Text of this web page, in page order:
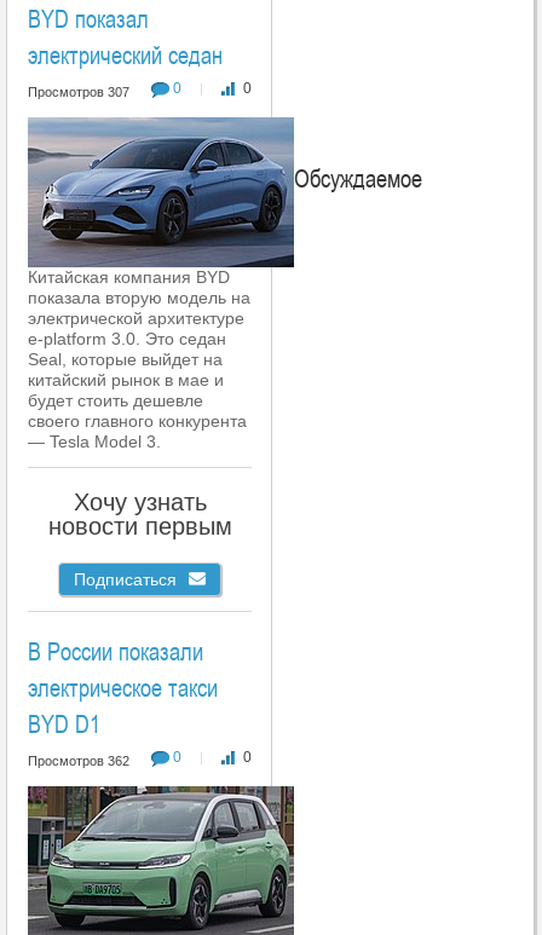
Обсуждаемое
BYD показал
электрический седан
0 | 0
Просмотров 307
Китайская компания BYD
показала вторую модель на
электрической архитектуре
e-platform 3.0. Это седан
Seal, которые выйдет на
китайский рынок в мае и
будет стоить дешевле
своего главного конкурента
— Tesla Model 3.
Хочу узнать
новости первым
Подписаться
В России показали
электрическое такси
BYD D1
0 | 0
Просмотров 362